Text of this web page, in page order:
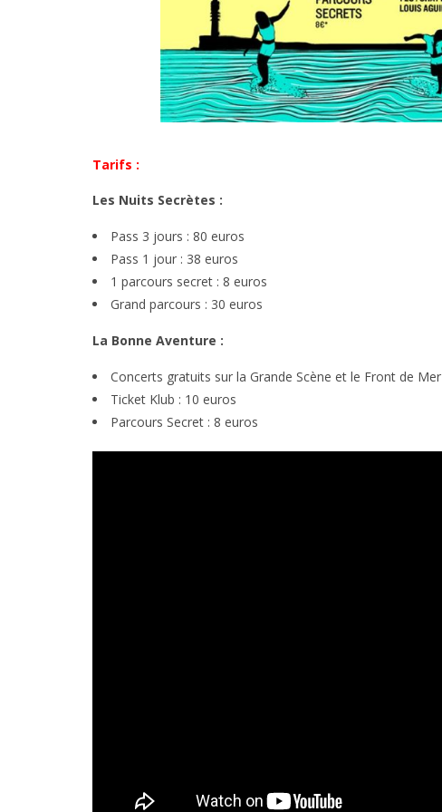
Tarifs :
Les Nuits Secrètes :
Pass 3 jours : 80 euros
Pass 1 jour : 38 euros
1 parcours secret : 8 euros
Grand parcours : 30 euros
La Bonne Aventure :
Concerts gratuits sur la Grande Scène et le Front de Mer
Ticket Klub : 10 euros
Parcours Secret : 8 euros